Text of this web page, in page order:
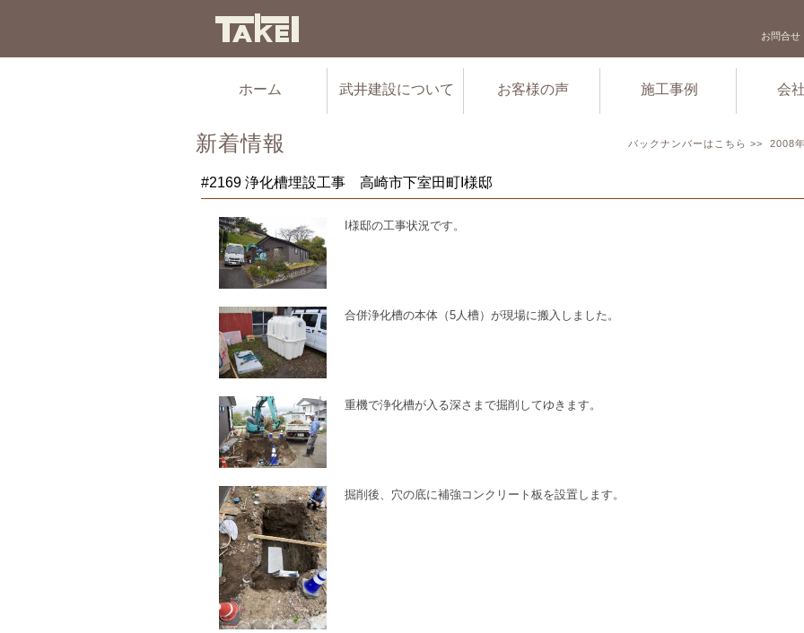
お問合せ
ホーム 武井建設について お客様の声 施工事例 会
新着情報 バックナンバーはこちら >> 2008年
#2169 浄化槽埋設工事 高崎市下室田町I様邸
I様邸の工事状況です。
合併浄化槽の本体（5人槽）が現場に搬入しました。
重機で浄化槽が入る深さまで掘削してゆきます。
掘削後、穴の底に補強コンクリート板を設置します。